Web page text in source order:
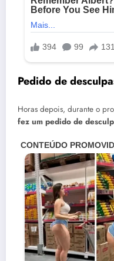
Pedido de
Horas depois, durante o
fez um pedido de